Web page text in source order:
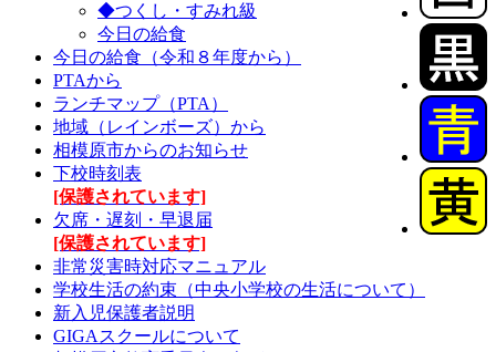
◆つくし・すみれ級
今日の給食
今日の給食（令和８年度から）
PTAから
ランチマップ（PTA）
地域（レインボーズ）から
相模原市からのお知らせ
下校時刻表
[保護されています]
欠席・遅刻・早退届
[保護されています]
非常災害時対応マニュアル
学校生活の約束（中央小学校の生活について）
新入児保護者説明
GIGAスクールについて